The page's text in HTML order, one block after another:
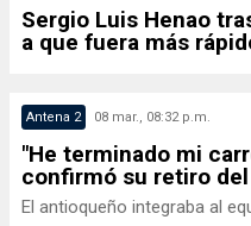
Sergio Luis Henao
a que fuera más
Antena 2 08 mar., 08:32 p.m.
"He terminado mi
confirmó su retiro
El antioqueño integraba al